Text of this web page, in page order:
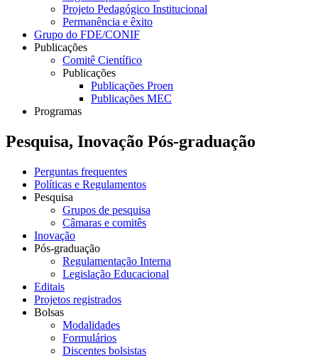
Projeto Pedagógico Institucional
Permanência e êxito
Grupo do FDE/CONIF
Publicações
Comitê Científico
Publicações
Publicações Proen
Publicações MEC
Programas
Pesquisa, Inovação Pós-graduação
Perguntas frequentes
Políticas e Regulamentos
Pesquisa
Grupos de pesquisa
Câmaras e comitês
Inovação
Pós-graduação
Regulamentação Interna
Legislação Educacional
Editais
Projetos registrados
Bolsas
Modalidades
Formulários
Discentes bolsistas